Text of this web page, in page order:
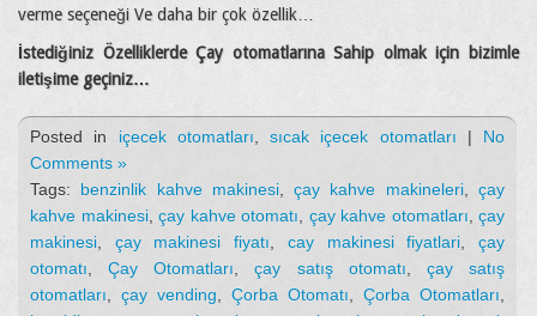
verme seçeneği Ve daha bir çok özellik…
İstediğiniz Özelliklerde Çay otomatlarına Sahip olmak için bizimle
iletişime geçiniz…
Posted in içecek otomatları, sıcak içecek otomatları | No
Comments »
Tags: benzinlik kahve makinesi,çay kahve makineleri,çay
kahve makinesi, çay kahve otomatı, çay kahve otomatları, çay
makinesi, çay makinesi fiyatı, cay makinesi fiyatlari,çay
otomatı,Çay Otomatları,çay satış otomatı, çay satış
otomatları, çay vending, Çorba Otomatı, Çorba Otomatları,